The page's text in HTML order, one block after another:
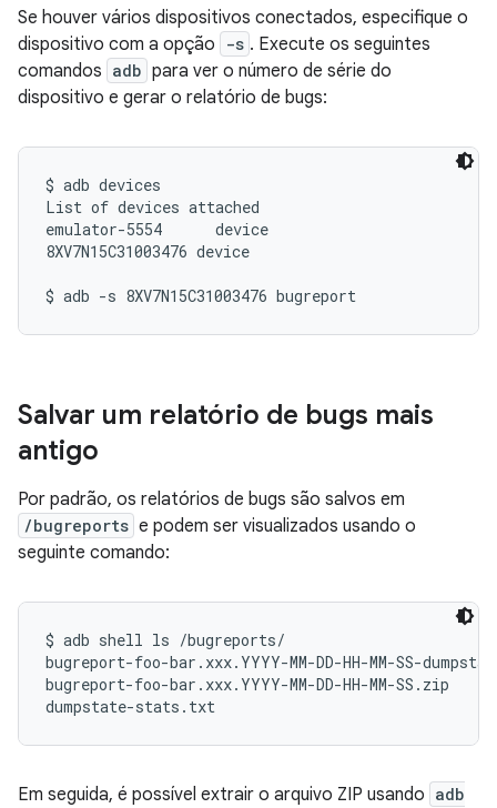
Se houver vários dispositivos conectados, especifique o
dispositivo com a opção
-s . Execute os seguintes
comandos adb para ver o número de série do
dispositivo e gerar o relatório de bugs:
$ adb devices
List of devices attached
emulator-5554      device
8XV7N15C31003476 device
Salvar um relatório de bugs mais
antigo
Por padrão, os relatórios de bugs são salvos em
/bugreports e podem ser visualizados usando o
seguinte comando:
$ adb shell ls /bugreports/
bugreport-foo-bar.xxx.YYYY-MM-DD-HH-MM-SS-
bugreport-foo-bar.xxx.YYYY-MM-DD-HH-MM-SS.zip
Em seguida, é possível extrair o arquivo ZIP usando adb